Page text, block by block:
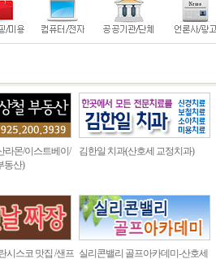
라몬/이스트베이/
동산)
김한일 치과(산호세 교정치과)
시스코 맛집 /샌프 실리콘밸리 골프아카데미-산호세